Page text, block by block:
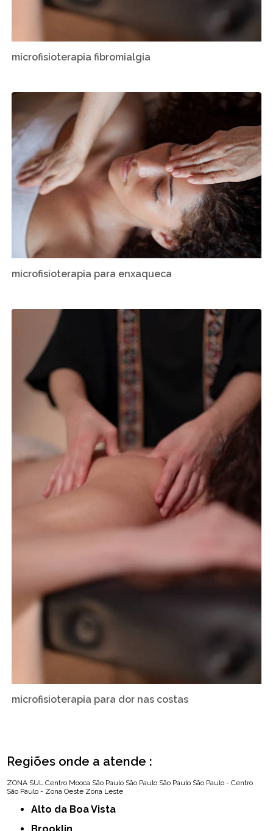
microfisioterapia fibromialgia
microfisioterapia para enxaqueca
microfisioterapia para dor nas costas
Regiões onde a atende :
ZONA SUL Centro Mooca São Paulo São Paulo São Paulo São Paulo - Centro
São Paulo - Zona Oeste Zona Leste
Alto da Boa Vista